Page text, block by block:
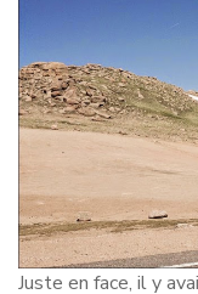
Juste en face, il y